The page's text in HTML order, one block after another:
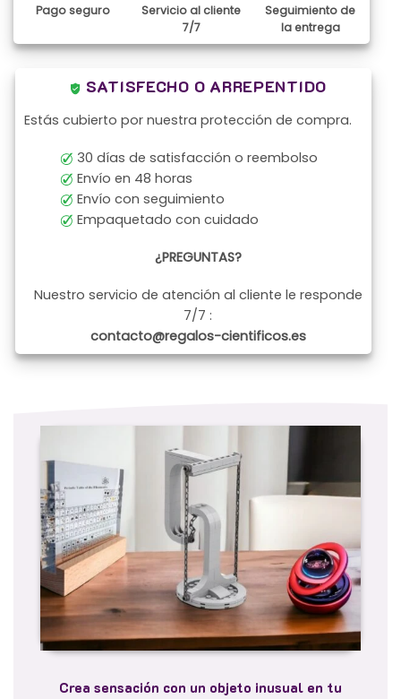
Pago seguro
Servicio al cliente
7/7
Seguimiento de
la entrega
SATISFECHO O ARREPENTIDO
Estás cubierto por nuestra protección de compra.
30 días de satisfacción o reembolso
Envío en 48 horas
Envío con seguimiento
Empaquetado con cuidado
¿PREGUNTAS?
Nuestro servicio de atención al cliente le responde
7/7 :
contacto@regalos-cientificos.es
Crea sensación con un objeto inusual en tu